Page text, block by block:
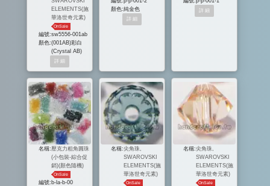
ELEMENTS(施
華洛世奇元素)
OnSale
編號:sw5556-001ab
顏色:(001AB)彩白
(Crystal AB)
顏色:純金色
名稱: 壓克力粗角圓珠
(小包裝-綜合促
銷)(顏色隨機)
OnSale
編號: b-la-b-00
名稱:尖角珠,
SWAROVSKI
ELEMENTS(施
華洛世奇元素)
OnSale
名稱:尖角珠,
SWAROVSKI
ELEMENTS(施
華洛世奇元素)
OnSale